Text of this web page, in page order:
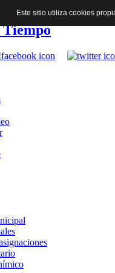
Este sitio utiliza cookies